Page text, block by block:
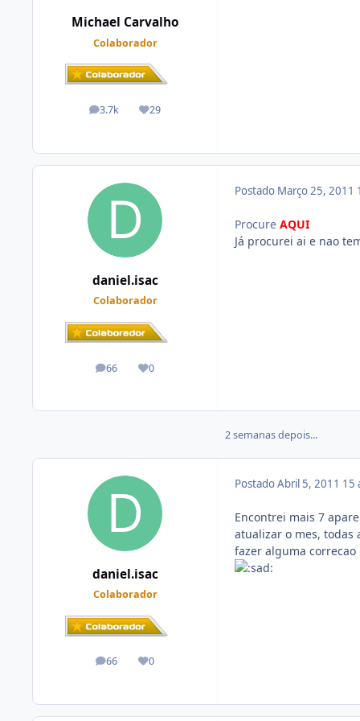
Michael Carvalho
Colaborador
3.7k
posts 29
Reputação
daniel.isac
Colaborador
66
posts 0
Reputação
Postado Março 25, 2011
Procure AQUI
Já procurei ai e nao
2 semanas depois...
daniel.isac
Colaborador
66
posts 0
Reputação
PostadoAbril 5, 2011 15
Encontrei mais 7
atualizar o mes, todas
fazer alguma